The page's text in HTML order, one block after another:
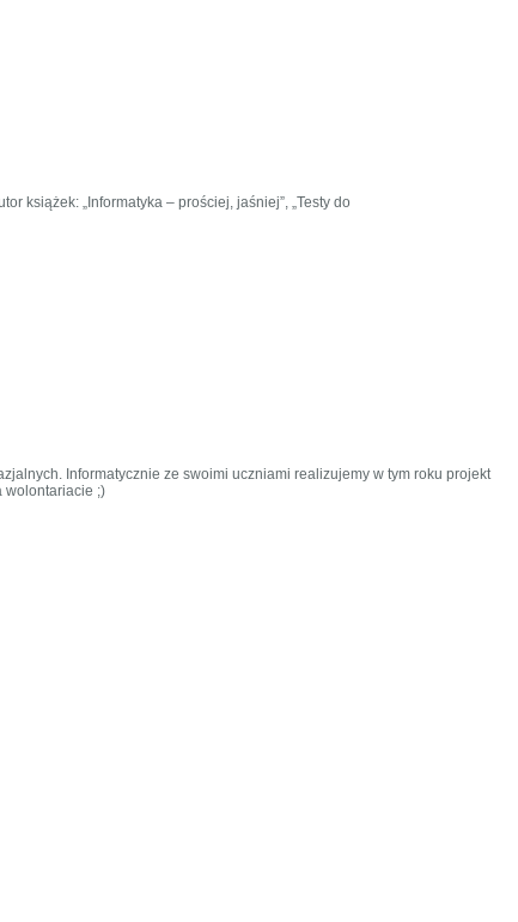
książek: „Informatyka – prościej, jaśniej”, „Testy do
Informatycznie ze swoimi uczniami realizujemy w tym roku projekt
wolontariacie ;)